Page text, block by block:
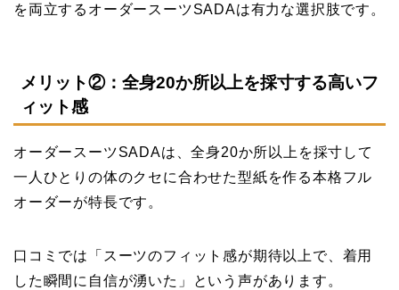
を両立するオーダースーツSADAは有力な選択肢です。
メリット②：全身20か所以上を採寸する高いフ
ィット感
オーダースーツSADAは、全身20か所以上を採寸して
一人ひとりの体のクセに合わせた型紙を作る本格フル
オーダーが特長です。
口コミでは「スーツのフィット感が期待以上で、着用
した瞬間に自信が湧いた」という声があります。